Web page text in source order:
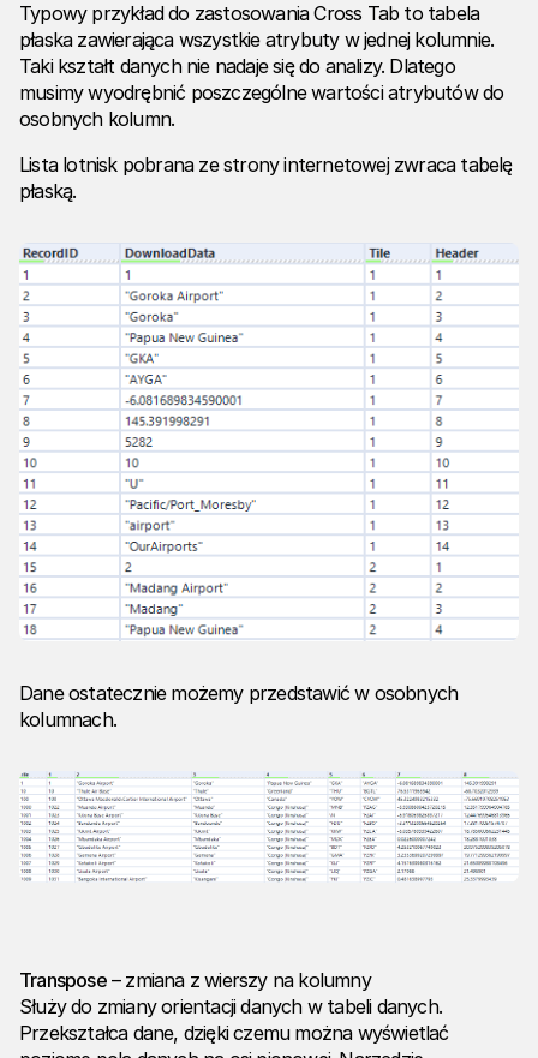
Typowy przykład do zastosowania Cross Tab to tabela
płaska zawierająca wszystkie atrybuty w jednej kolumnie.
Taki kształt danych nie nadaje się do analizy. Dlatego
musimy wyodrębnić poszczególne wartości atrybutów do
osobnych kolumn.
Lista lotnisk pobrana ze strony internetowej zwraca tabelę
płaską.
Dane ostatecznie możemy przedstawić w osobnych
kolumnach.
Transpose– zmiana z wierszy na kolumny
Służy do zmiany orientacji danych w tabeli danych.
Przekształca dane, dzięki czemu można wyświetlać